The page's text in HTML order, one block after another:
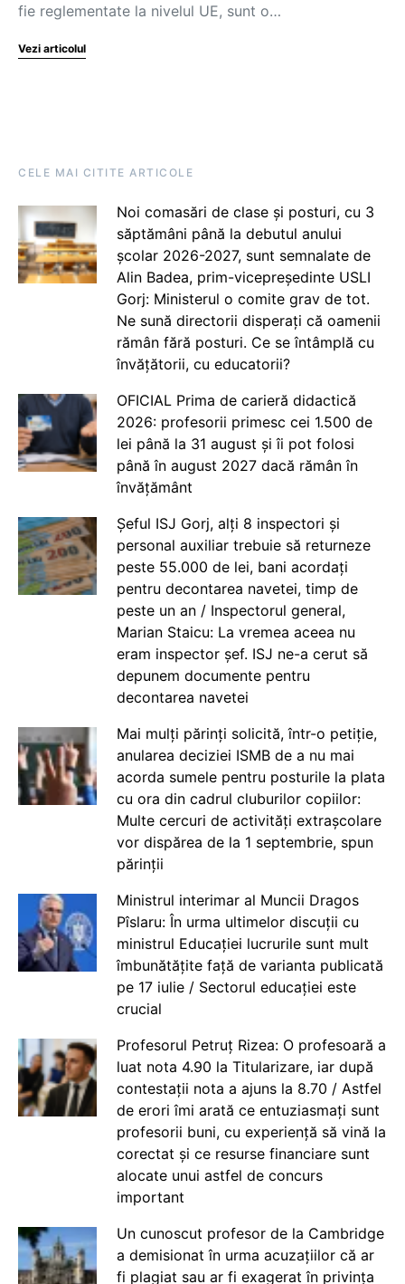
fie reglementate la nivelul UE, sunt o…
Vezi articolul
CELE MAI CITITE ARTICOLE
Noi comasări de clase și posturi, cu 3
săptămâni până la debutul anului
școlar 2026-2027, sunt semnalate de
Alin Badea, prim-vicepreședinte USLI
Gorj: Ministerul o comite grav de tot.
Ne sună directorii disperați că oamenii
rămân fără posturi. Ce se întâmplă cu
învățătorii, cu educatorii?
OFICIAL Prima de carieră didactică
2026: profesorii primesc cei 1.500 de
lei până la 31 august și îi pot folosi
până în august 2027 dacă rămân în
învățământ
Șeful ISJ Gorj, alți 8 inspectori și
personal auxiliar trebuie să returneze
peste 55.000 de lei, bani acordați
pentru decontarea navetei, timp de
peste un an / Inspectorul general,
Marian Staicu: La vremea aceea nu
eram inspector șef. ISJ ne-a cerut să
depunem documente pentru
decontarea navetei
Mai mulți părinți solicită, într-o petiție,
anularea deciziei ISMB de a nu mai
acorda sumele pentru posturile la plata
cu ora din cadrul cluburilor copiilor:
Multe cercuri de activități extrașcolare
vor dispărea de la 1 septembrie, spun
părinții
Ministrul interimar al Muncii Dragos
Pîslaru: În urma ultimelor discuții cu
ministrul Educației lucrurile sunt mult
îmbunătățite față de varianta publicată
pe 17 iulie / Sectorul educației este
crucial
Profesorul Petruț Rizea: O profesoară a
luat nota 4.90 la Titularizare, iar după
contestații nota a ajuns la 8.70 / Astfel
de erori îmi arată ce entuziasmați sunt
profesorii buni, cu experiență să vină la
corectat și ce resurse financiare sunt
alocate unui astfel de concurs
important
Un cunoscut profesor de la Cambridge
a demisionat în urma acuzațiilor că ar
fi plagiat sau ar fi exagerat în privința